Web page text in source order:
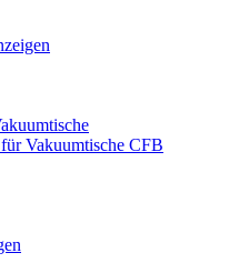
Vakuumtische CFB